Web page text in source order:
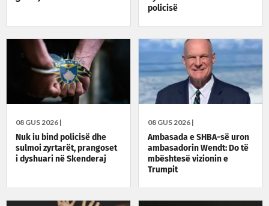
policisë
08 GUS 2026 |
Nuk iu bind policisë dhe
sulmoi zyrtarët, prangoset
i dyshuari në Skenderaj
08 GUS 2026 |
Ambasada e SHBA-së uron
ambasadorin Wendt: Do të
mbështesë vizionin e
Trumpit